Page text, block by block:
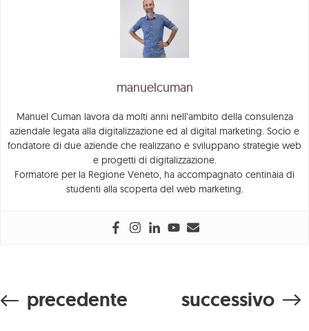
manuelcuman
Manuel Cuman lavora da molti anni nell’ambito della consulenza
aziendale legata alla digitalizzazione ed al digital marketing. Socio e
fondatore di due aziende che realizzano e sviluppano strategie web
e progetti di digitalizzazione.
Formatore per la Regione Veneto, ha accompagnato centinaia di
studenti alla scoperta del web marketing.
precedente successivo
I
nostri
lavori
Tutti i
lavori
Aziende